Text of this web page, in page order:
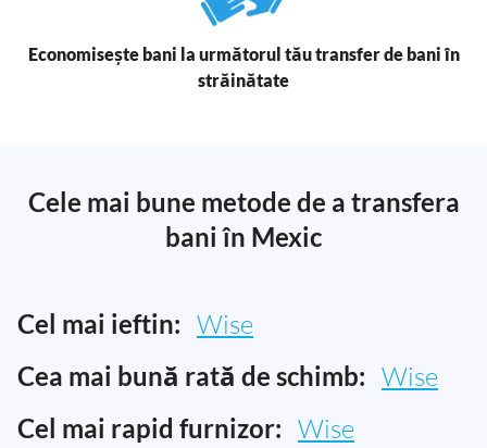
Economisește bani la următorul tău transfer de bani în
străinătate
Cele mai bune metode de a transfera
bani în Mexic
Cel mai ieftin: Wise
Cea mai bună rată de schimb: Wise
Cel mai rapid furnizor: Wise